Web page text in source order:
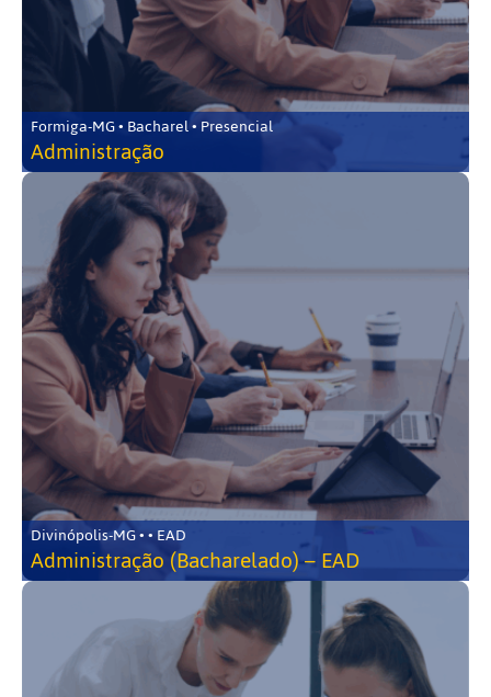
Formiga-MG • Bacharel • Presencial
Administração
Divinópolis-MG • • EAD
Administração (Bacharelado) – EAD